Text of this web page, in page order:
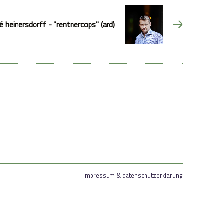
heinersdorff - "rentnercops" (ard)
impressum & datenschutzerklärung